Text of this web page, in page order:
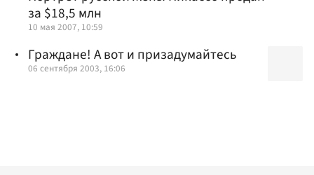
за $18,5 млн
10 мая 2007, 10:59
Граждане! А вот и призадумайтесь
06 сентября 2003, 16:06